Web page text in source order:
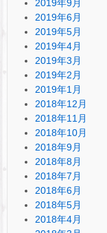
2019年9月
2019年6月
2019年5月
2019年4月
2019年3月
2019年2月
2019年1月
2018年12月
2018年11月
2018年10月
2018年9月
2018年8月
2018年7月
2018年6月
2018年5月
2018年4月